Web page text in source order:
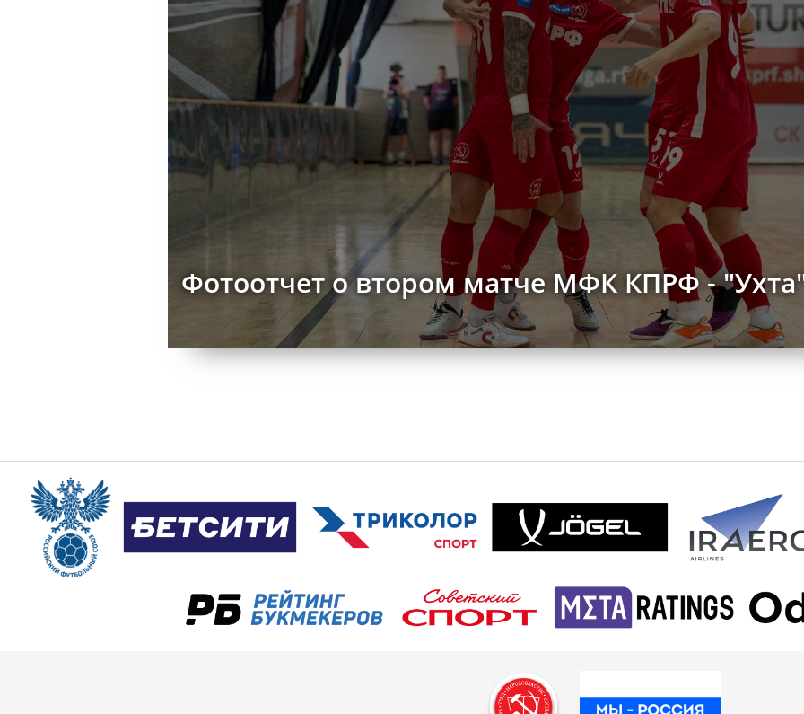
Фотоотчет о втором матче МФК КПРФ -